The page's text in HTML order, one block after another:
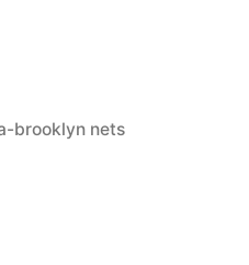
brooklyn nets